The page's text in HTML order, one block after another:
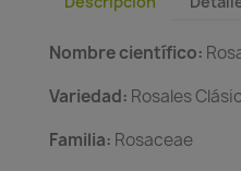
Nombre científico:
Variedad: Rosales
Familia: Rosaceae